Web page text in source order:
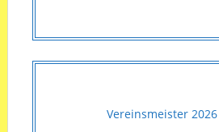
Vereinsmeister